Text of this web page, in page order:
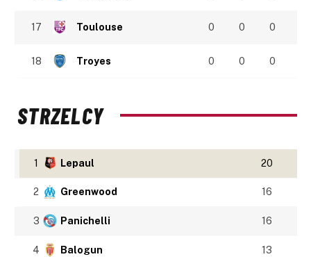
17 Toulouse 0 0 0
18 Troyes 0 0 0
STRZELCY
1 Lepaul 20
2 Greenwood 16
3 Panichelli 16
4 Balogun 13